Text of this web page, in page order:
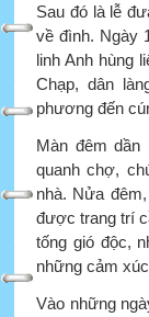
Sau đó là lễ
về đình. Ngày
linh Anh hùng
Chạp, dân
phương đến
Màn đêm
quanh chợ,
nhà. Nửa
được trang trí
tống gió độc,
những cảm
Vào những